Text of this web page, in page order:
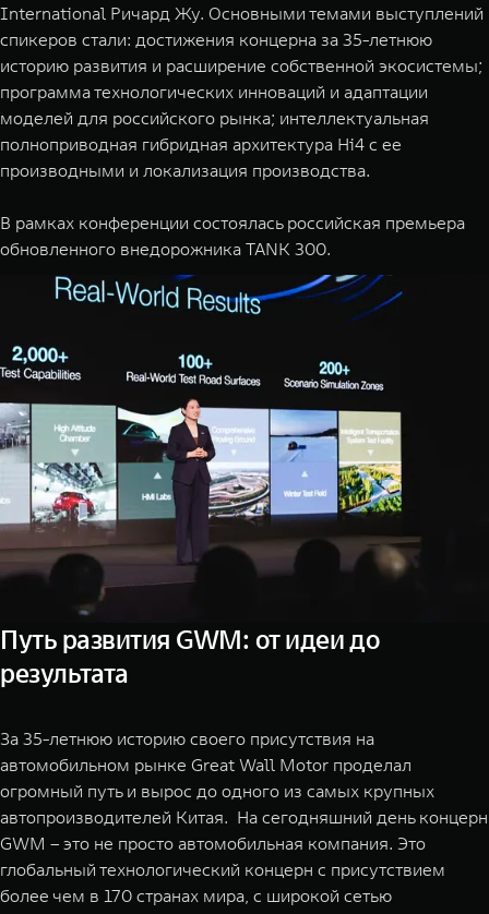
Масштаб возможностей
от 6 449 000 ₽
Масштаб
International Ричард Жу. Основными темами выступлений
спикеров стали: достижения концерна за 35-летнюю
историю развития и расширение собственной экосистемы;
программа технологических инноваций и адаптации
моделей для российского рынка; интеллектуальная
полноприводная гибридная архитектура Hi4 с ее
производными и локализация производства.
В рамках конференции состоялась российская премьера
обновленного внедорожника TANK 300.
Путь развития GWM: от идеи до
результата
За 35-летнюю историю своего присутствия на
автомобильном рынке Great Wall Motor проделал
огромный путь и вырос до одного из самых крупных
автопроизводителей Китая. На сегодняшний день концерн
GWM – это не просто автомобильная компания. Это
глобальный технологический концерн с присутствием
более чем в 170 странах мира, с широкой сетью